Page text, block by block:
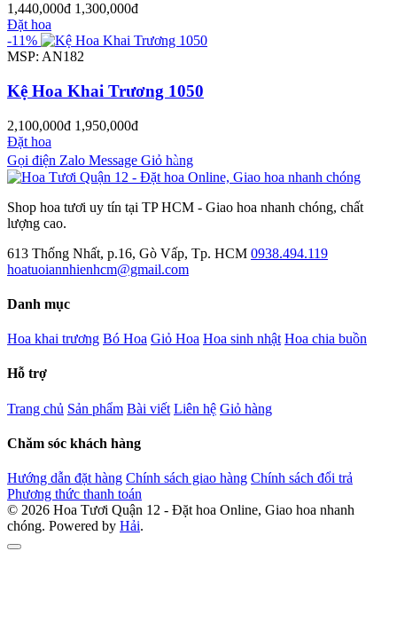
1,440,000đ 1,300,000đ
Đặt hoa
-11%
MSP: AN182
Kệ Hoa Khai Trương 1050
2,100,000đ 1,950,000đ
Đặt hoa
Gọi điện Zalo Message 0
Giỏ hàng
Shop hoa tươi uy tín tại TP HCM - Giao hoa nhanh chóng, chất
lượng cao.
613 Thống Nhất, p.16, Gò Vấp, Tp. HCM 0938.494.119
hoatuoiannhienhcm@gmail.com
Danh mục
Hoa khai trương Bó Hoa Giỏ Hoa Hoa sinh nhật Hoa chia buồn
Hỗ trợ
Trang chủ Sản phẩm Bài viết Liên hệ Giỏ hàng
Chăm sóc khách hàng
Hướng dẫn đặt hàng Chính sách giao hàng Chính sách đổi trả
Phương thức thanh toán
© 2026 Hoa Tươi Quận 12 - Đặt hoa Online, Giao hoa nhanh
chóng. Powered by Hải.